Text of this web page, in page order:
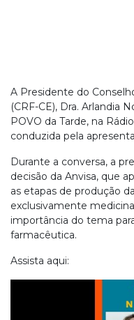
A Presidente do
(CRF-CE), Dra. Arlandia
POVO da Tarde, na
conduzida pela
Durante a conversa, a
decisão da Anvisa, que
as etapas de produção
exclusivamente
importância do tema
farmacêutica.
Assista aqui: